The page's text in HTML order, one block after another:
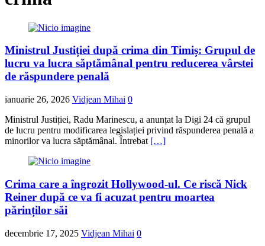
Ministrul Justiției după crima din Timiș: Grupul de
lucru va lucra săptămânal pentru reducerea vârstei
de răspundere penală
ianuarie 26, 2026 Vidjean Mihai 0
Ministrul Justiției, Radu Marinescu, a anunțat la Digi 24 că grupul
de lucru pentru modificarea legislației privind răspunderea penală a
minorilor va lucra săptămânal. Întrebat […]
Crima care a îngrozit Hollywood-ul. Ce riscă Nick
Reiner după ce va fi acuzat pentru moartea
părinților săi
decembrie 17, 2025 Vidjean Mihai 0